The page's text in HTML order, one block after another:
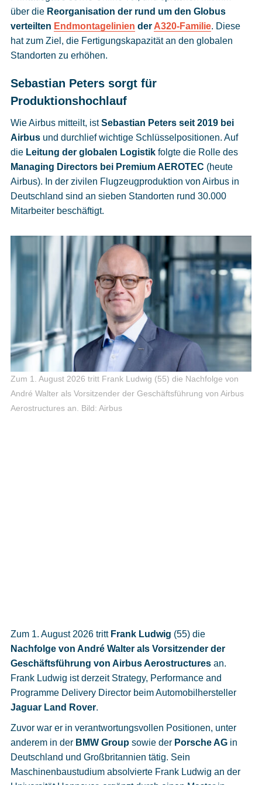
über die Reorganisation der rund um den Globus
verteilten Endmontagelinien der A320-Familie. Diese
hat zum Ziel, die Fertigungskapazität an den globalen
Standorten zu erhöhen.
Sebastian Peters sorgt für
Produktionshochlauf
Wie Airbus mitteilt, istSebastian Peters seit 2019 bei
Airbusund durchlief wichtige Schlüsselpositionen. Auf
die Leitung der globalen Logistikfolgte die Rolle des
Managing Directors bei Premium AEROTEC (heute
Airbus). In der zivilen Flugzeugproduktion von Airbus in
Deutschland sind an sieben Standorten rund 30.000
Mitarbeiter beschäftigt.
Zum 1. August 2026 tritt Frank Ludwig (55) die Nachfolge von
André Walter als Vorsitzender der Geschäftsführung von Airbus
Aerostructures an.
Bild: Airbus
Zum 1. August 2026 tritt Frank Ludwig (55) die
Nachfolge von André Walter als Vorsitzender der
Geschäftsführung von Airbus Aerostructuresan.
Frank Ludwig ist derzeit Strategy, Performance and
Programme Delivery Director beim Automobilhersteller
Jaguar Land Rover.
Zuvor war er in verantwortungsvollen Positionen, unter
anderem in derBMW Groupsowie der Porsche AGin
Deutschland und Großbritannien tätig. Sein
Maschinenbaustudium absolvierte Frank Ludwig an der